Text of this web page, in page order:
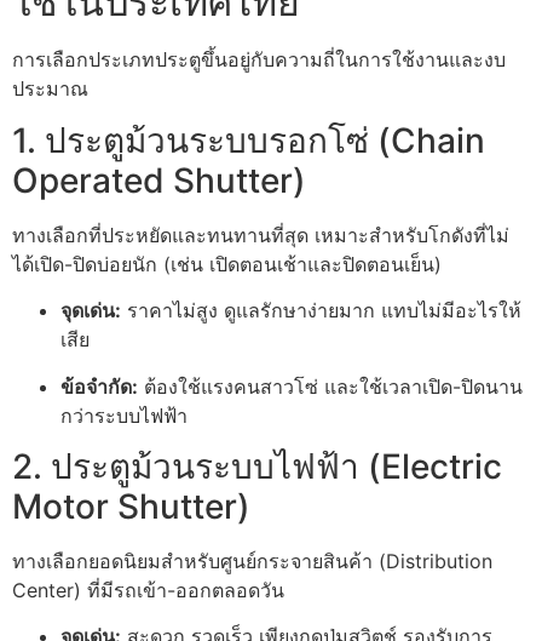
การเลือกประเภทประตูขึ้นอยู่กับความถี่ในการใช้งานและงบ
ประมาณ
1. ประตูม้วนระบบรอกโซ่ (Chain
Operated Shutter)
ทางเลือกที่ประหยัดและทนทานที่สุด เหมาะสำหรับโกดังที่ไม่
ได้เปิด-ปิดบ่อยนัก (เช่น เปิดตอนเช้าและปิดตอนเย็น)
จุดเด่น: ราคาไม่สูง ดูแลรักษาง่ายมาก แทบไม่มีอะไรให้
เสีย
ข้อจำกัด: ต้องใช้แรงคนสาวโซ่ และใช้เวลาเปิด-ปิดนาน
กว่าระบบไฟฟ้า
2. ประตูม้วนระบบไฟฟ้า (Electric
Motor Shutter)
ทางเลือกยอดนิยมสำหรับศูนย์กระจายสินค้า (Distribution
Center) ที่มีรถเข้า-ออกตลอดวัน